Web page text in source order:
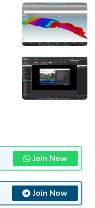
Join Now
Join Now